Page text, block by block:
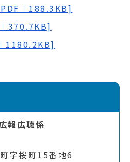
｜188.3KB]
370.7KB]
1180.2KB]
報広聴係
字桜町15番地6